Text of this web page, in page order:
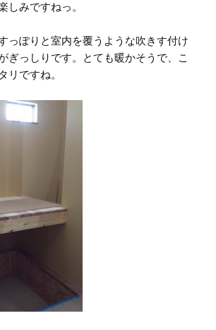
しみですねっ。
っぽりと室内を覆うような吹きす付け
ぎっしりです。とても暖かそうで、こ
リですね。